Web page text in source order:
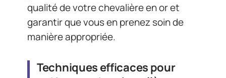
qualité de votre chevalière en or et
garantir que vous en prenez soin de
manière appropriée.
Techniques efficaces pour